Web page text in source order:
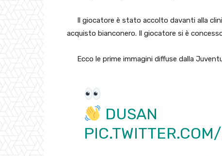
Il giocatore è stato accolto davanti alla
acquisto bianconero. Il giocatore si è
Ecco le prime immagini diffuse dalla
DUSAN